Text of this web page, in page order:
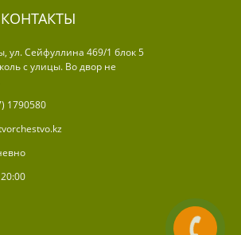
ул. Cейфуллина 469/1 блок 5
с улицы. Во двор не
1790580